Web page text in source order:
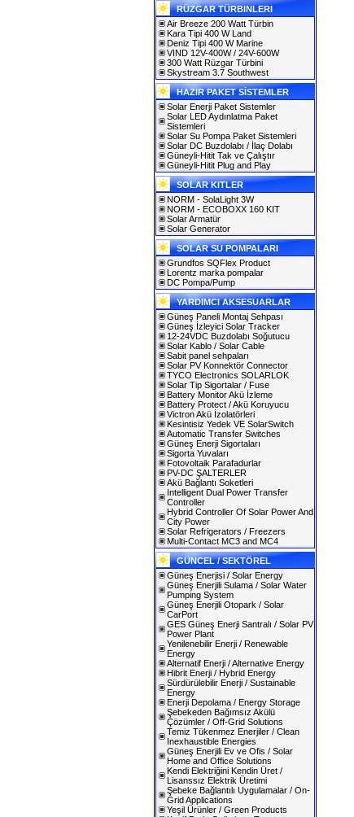
RÜZGAR TÜRBINLERI
Air Breeze 200 Watt Türbin
Kara Tipi 400 W Land
Deniz Tipi 400 W Marine
VIND 12V-400W / 24V-600W
300 Watt Rüzgar Türbini
Skystream 3.7 Southwest
HAZIR PAKET SİSTEMLER
Solar Enerji Paket Sistemler
Solar LED Aydınlatma Paket
Sistemleri
Solar Su Pompa Paket Sistemleri
Solar DC Buzdolabı / İlaç Dolabı
Güneyli-Hitit Tak ve Çalıştır
Güneyli-Hitit Plug and Play
SOLAR KITLER
NORM - SolaLight 3W
NORM - ECOBOXX 160 KIT
Solar Armatür
Solar Generator
SOLAR SU POMPALARI
Grundfos SQFlex Product
Lorentz marka pompalar
DC Pompa/Pump
YARDIMCI AKSESUARLAR
Güneş Paneli Montaj Sehpası
Güneş İzleyici Solar Tracker
12-24VDC Buzdolabı Soğutucu
Solar Kablo / Solar Cable
Sabit panel sehpaları
Solar PV Konnektör Connector
TYCO Electronics SOLARLOK
Solar Tip Sigortalar / Fuse
Battery Monitor Akü İzleme
Battery Protect / Akü Koruyucu
Victron Akü İzolatörleri
Kesintisiz Yedek VE SolarSwitch
Automatic Transfer Switches
Güneş Enerji Sigortaları
Sigorta Yuvaları
Fotovoltaik Parafadurlar
PV-DC ŞALTERLER
Akü Bağlantı Soketleri
Intelligent Dual Power Transfer
Controller
Hybrid Controller Of Solar Power And
City Power
Solar Refrigerators / Freezers
Multi-Contact MC3 and MC4
GÜNCEL / SEKTÖREL
Güneş Enerjisi / Solar Energy
Güneş Enerjili Sulama / Solar Water
Pumping System
Güneş Enerjili Otopark / Solar
CarPort
GES Güneş Enerji Santralı / Solar PV
Power Plant
Yenilenebilir Enerji / Renewable
Energy
Alternatif Enerji / Alternative Energy
Hibrit Enerji / Hybrid Energy
Sürdürülebilir Enerji / Sustainable
Energy
Enerji Depolama / Energy Storage
Şebekeden Bağımsız Akülü
Çözümler / Off-Grid Solutions
Temiz Tükenmez Enerjiler / Clean
Inexhaustible Energies
Güneş Enerjili Ev ve Ofis / Solar
Home and Office Solutions
Kendi Elektriğini Kendin Üret /
Lisanssız Elektrik Üretimi
Şebeke Bağlantılı Uygulamalar / On-
Grid Applications
Yeşil Ürünler / Green Products